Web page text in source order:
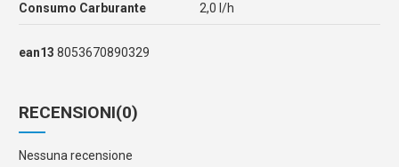
Consumo Carburante 2,0 l/h
ean13 8053670890329
RECENSIONI(0)
Nessuna recensione